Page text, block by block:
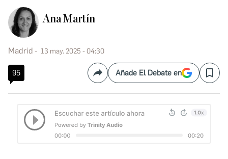
Ana Martín
Madrid 13 may. 2025 - 04:30
95 CompartirAñade El Debate en Save